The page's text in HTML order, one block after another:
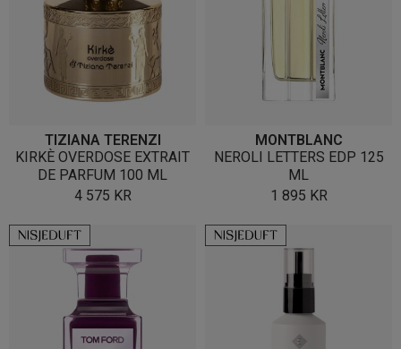
TIZIANA TERENZI
KIRKÈ OVERDOSE EXTRAIT
DE PARFUM 100 ML
4 575 KR
MONTBLANC
NEROLI LETTERS EDP 125
ML
1 895 KR